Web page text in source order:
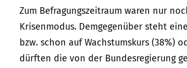
Zum Befragungszeitraum waren nur
Krisenmodus. Demgegenüber steht
bzw. schon auf Wachstumskurs (38%)
dürften die von der Bundesregierung